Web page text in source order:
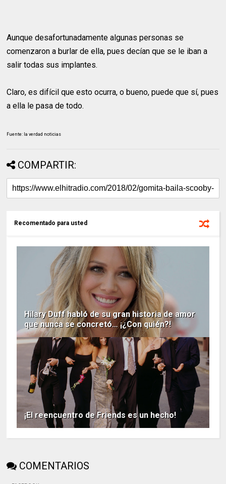
Aunque desafortunadamente algunas personas se
comenzaron a burlar de ella, pues decían que se le iban a
salir todas sus implantes.
Claro, es difícil que esto ocurra, o bueno, puede que sí, pues
a ella le pasa de todo.
Fuente: la verdad noticias
COMPARTIR:
Recomentado para usted
Hilary Duff habló de su gran historia de amor
que nunca se concretó… ¡¿Con quién?!
¡El reencuentro de Friends es un hecho!
COMENTARIOS